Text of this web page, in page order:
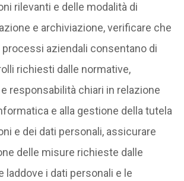
rilevanti e delle modalità di
e archiviazione, verificare che
processi aziendali consentano di
richiesti dalle normative,
responsabilità chiari in relazione
e alla gestione della tutela
e dei dati personali, assicurare
delle misure richieste dalle
laddove i dati personali e le